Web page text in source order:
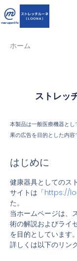
容
ホーム
ストレッ
本製品は一般医療機器と
果の広告を目的とした内容
はじめに
健康器具としてのス
サイトは「https://
た。
当ホームページは、
術の解説およびライ
を目的としています。
詳しくは以下のリン